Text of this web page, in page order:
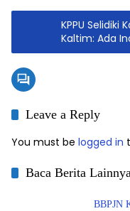
KPPU Selidiki
Kaltim: Ada
Distributor
Leave a Reply
You must be logged in
Baca Berita
BBPJN